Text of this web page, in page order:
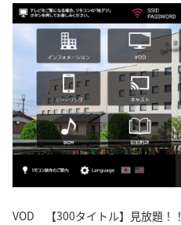
VOD 【300タイトル】見放題！！